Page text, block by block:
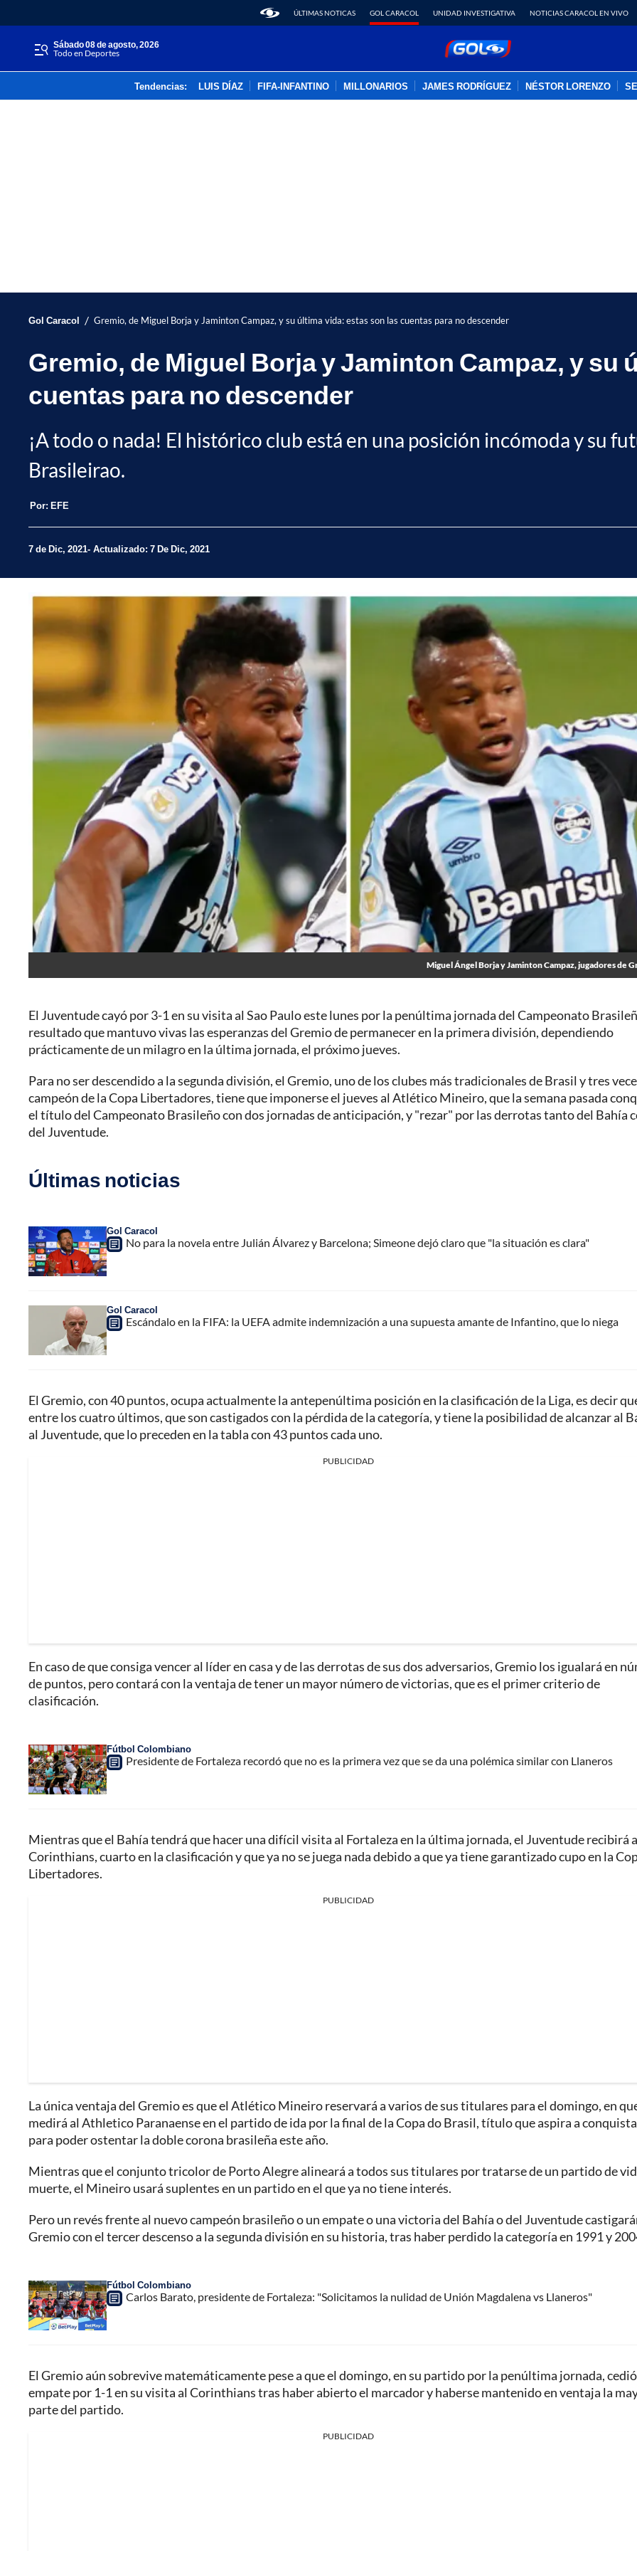
ÚLTIMAS NOTICAS GOL CARACOL UNIDAD INVESTIGATIVA NOTICIAS CARACOL EN VIVO
sábado 08 de agosto, 2026
Todo en Deportes
Tendencias: LUIS DÍAZ FIFA-INFANTINO MILLONARIOS JAMES RODRÍGUEZ NÉSTOR LORENZO
Gol Caracol / Gremio, de Miguel Borja y Jaminton Campaz, y su última vida: estas son las cuentas para no descender
Gremio, de Miguel Borja y Jaminton Campaz, y su
cuentas para no descender
¡A todo o nada! El histórico club está en una posición incómoda y su
Brasileirao.
Por: EFE
7 de Dic, 2021 Actualizado: 7 De Dic, 2021
Miguel Ángel Borja y Jaminton Campaz, jugadores de
El Juventude cayó por 3-1 en su visita al Sao Paulo este lunes por la penúltima jornada del Campeonato
resultado que mantuvo vivas las esperanzas del Gremio de permanecer en la primera división, dependiendo
prácticamente de un milagro en la última jornada, el próximo jueves.
Para no ser descendido a la segunda división, el Gremio, uno de los clubes más tradicionales de Brasil y tres
campeón de la Copa Libertadores, tiene que imponerse el jueves al Atlético Mineiro, que la semana pasada
el título del Campeonato Brasileño con dos jornadas de anticipación, y "rezar" por las derrotas tanto del Bahía
del Juventude.
Últimas noticias
Gol Caracol
No para la novela entre Julián Álvarez y Barcelona; Simeone dejó claro que "la situación es clara"
Gol Caracol
Escándalo en la FIFA: la UEFA admite indemnización a una supuesta amante de Infantino, que lo niega
El Gremio, con 40 puntos, ocupa actualmente la antepenúltima posición en la clasificación de la Liga, es decir
entre los cuatro últimos, que son castigados con la pérdida de la categoría, y tiene la posibilidad de alcanzar al
al Juventude, que lo preceden en la tabla con 43 puntos cada uno.
PUBLICIDAD
En caso de que consiga vencer al líder en casa y de las derrotas de sus dos adversarios, Gremio los igualará en
de puntos, pero contará con la ventaja de tener un mayor número de victorias, que es el primer criterio de
clasificación.
Fútbol Colombiano
Presidente de Fortaleza recordó que no es la primera vez que se da una polémica similar con Llaneros
Mientras que el Bahía tendrá que hacer una difícil visita al Fortaleza en la última jornada, el Juventude recibirá
Corinthians, cuarto en la clasificación y que ya no se juega nada debido a que ya tiene garantizado cupo en la
Libertadores.
PUBLICIDAD
La única ventaja del Gremio es que el Atlético Mineiro reservará a varios de sus titulares para el domingo, en
medirá al Athletico Paranaense en el partido de ida por la final de la Copa do Brasil, título que aspira a
para poder ostentar la doble corona brasileña este año.
Mientras que el conjunto tricolor de Porto Alegre alineará a todos sus titulares por tratarse de un partido de
muerte, el Mineiro usará suplentes en un partido en el que ya no tiene interés.
Pero un revés frente al nuevo campeón brasileño o un empate o una victoria del Bahía o del Juventude
Gremio con el tercer descenso a la segunda división en su historia, tras haber perdido la categoría en 1991 y
Fútbol Colombiano
Carlos Barato, presidente de Fortaleza: "Solicitamos la nulidad de Unión Magdalena vs Llaneros"
El Gremio aún sobrevive matemáticamente pese a que el domingo, en su partido por la penúltima jornada,
empate por 1-1 en su visita al Corinthians tras haber abierto el marcador y haberse mantenido en ventaja la
parte del partido.
PUBLICIDAD